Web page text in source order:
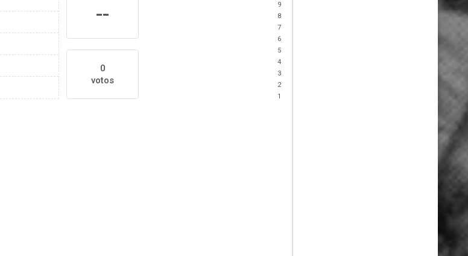
--
0
votos
9
8
7
6
5
4
3
2
1